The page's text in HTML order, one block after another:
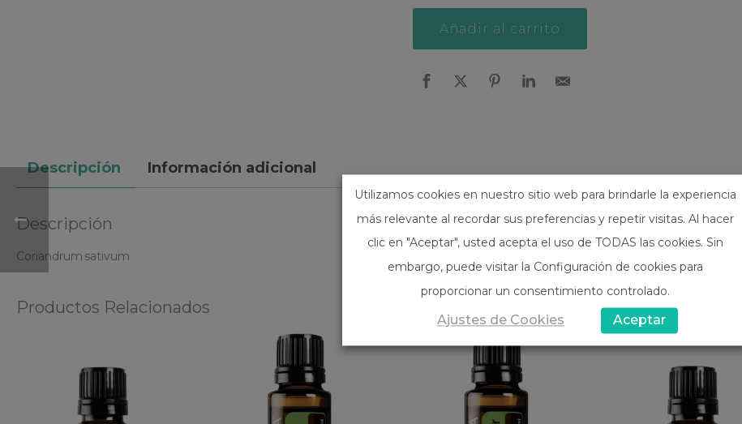
Añadir al carrito
Descripción Información adicional
Descripción
Coriandrum sativum
Productos Relacionados
Utilizamos cookies en nuestro sitio web para brindarle la experiencia
más relevante al recordar sus preferencias y repetir visitas. Al hacer
clic en "Aceptar", usted acepta el uso de TODAS las cookies. Sin
embargo, puede visitar la Configuración de cookies para
proporcionar un consentimiento controlado.
Ajustes de Cookies Aceptar